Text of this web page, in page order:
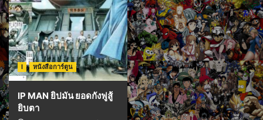
I หนังสือการ์ตูน
IP MAN ยิปมัน ยอดกังฟูสู้
ยิบตา